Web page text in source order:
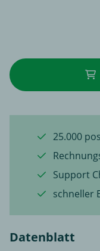
25.000
Support
schneller
Datenblatt